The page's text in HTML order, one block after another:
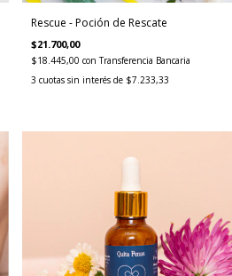
Rescue - Poción de Rescate
$21.700,00
$18.445,00 con Transferencia Bancaria
3 cuotas sin interés de $7.233,33